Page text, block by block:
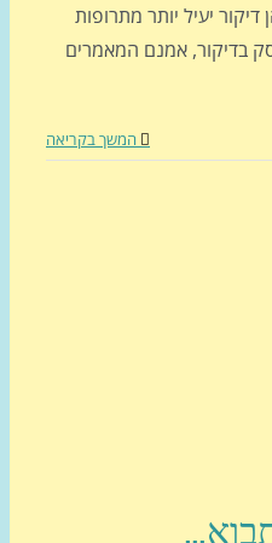
יותר מתרופות
אמנם המאמרים
המשך בקריאה